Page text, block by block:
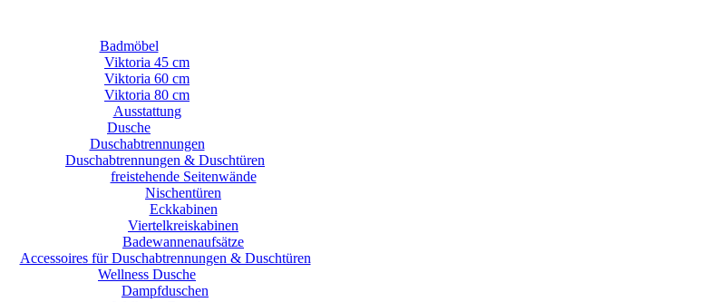
Badmöbel
Viktoria 45 cm
Viktoria 60 cm
Viktoria 80 cm
Ausstattung
Dusche
Duschabtrennungen
Duschabtrennungen & Duschtüren
freistehende Seitenwände
Nischentüren
Eckkabinen
Viertelkreiskabinen
Badewannenaufsätze
Accessoires für Duschabtrennungen & Duschtüren
Wellness Dusche
Dampfduschen